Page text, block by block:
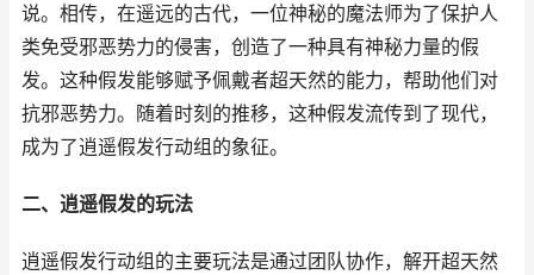
说。相传，在遥远的古代，一位神秘的魔法师为了保护人
类免受邪恶势力的侵害，创造了一种具有神秘力量的假
发。这种假发能够赋予佩戴者超天然的能力，帮助他们对
抗邪恶势力。随着时刻的推移，这种假发流传到了现代，
成为了逍遥假发行动组的象征。
二、逍遥假发的玩法
逍遥假发行动组的主要玩法是通过团队协作，解开超天然